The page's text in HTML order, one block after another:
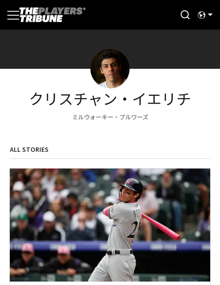
クリスチャン・イエリチ
ミルウォーキー・ブルワーズ
ALL STORIES